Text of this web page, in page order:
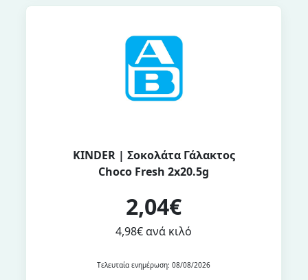
KINDER | Σοκολάτα Γάλακτος
Choco Fresh 2x20.5g
2,04€
4,98€ ανά κιλό
Τελευταία ενημέρωση: 08/08/2026